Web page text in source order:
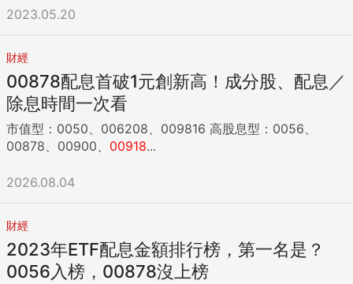
2023.05.20
財經
00878配息首破1元創新高！成分股、配息／
除息時間一次看
市值型：0050、006208、009816 高股息型：0056、
00878、00900、 00918...
2026.08.04
財經
2023年ETF配息金額排行榜，第一名是？
0056入榜，00878沒上榜